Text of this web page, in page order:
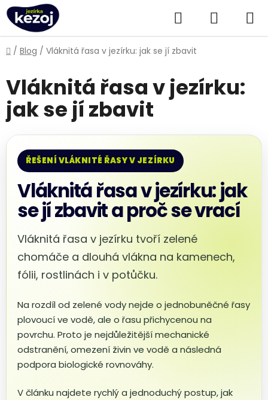
Přejít
na
obsah
Hledat
KOŠÍK
Domů
/ Blog / Vláknitá řasa v jezírku: jak se jí zbavit
Vláknitá řasa v jezírku:
jak se jí zbavit
ŘEŠENÍ VLÁKNITÉ ŘASY V JEZÍRKU
Vláknitá řasa v jezírku: jak
se jí zbavit a proč se vrací
Vláknitá řasa v jezírku tvoří zelené
chomáče a dlouhá vlákna na kamenech,
fólii, rostlinách i v potůčku.
Na rozdíl od zelené vody nejde o jednobuněčné řasy
plovoucí ve vodě, ale o řasu přichycenou na
povrchu. Proto je nejdůležitější mechanické
odstranění, omezení živin ve vodě a následná
podpora biologické rovnováhy.
V článku najdete rychlý a jednoduchý postup, jak